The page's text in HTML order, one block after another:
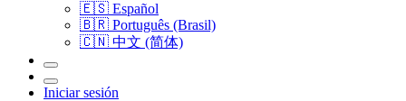
🇪🇸 Español
🇧🇷 Português (Brasil)
🇨🇳 中文 (简体)
Iniciar sesión